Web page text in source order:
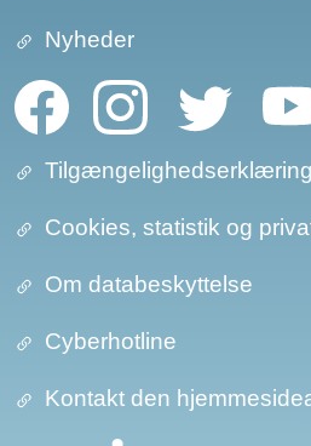
Nyheder
Tilgængelighedserklæring
Cookies, statistik og
Om databeskyttelse​​
Cyberhotline
Kontakt den